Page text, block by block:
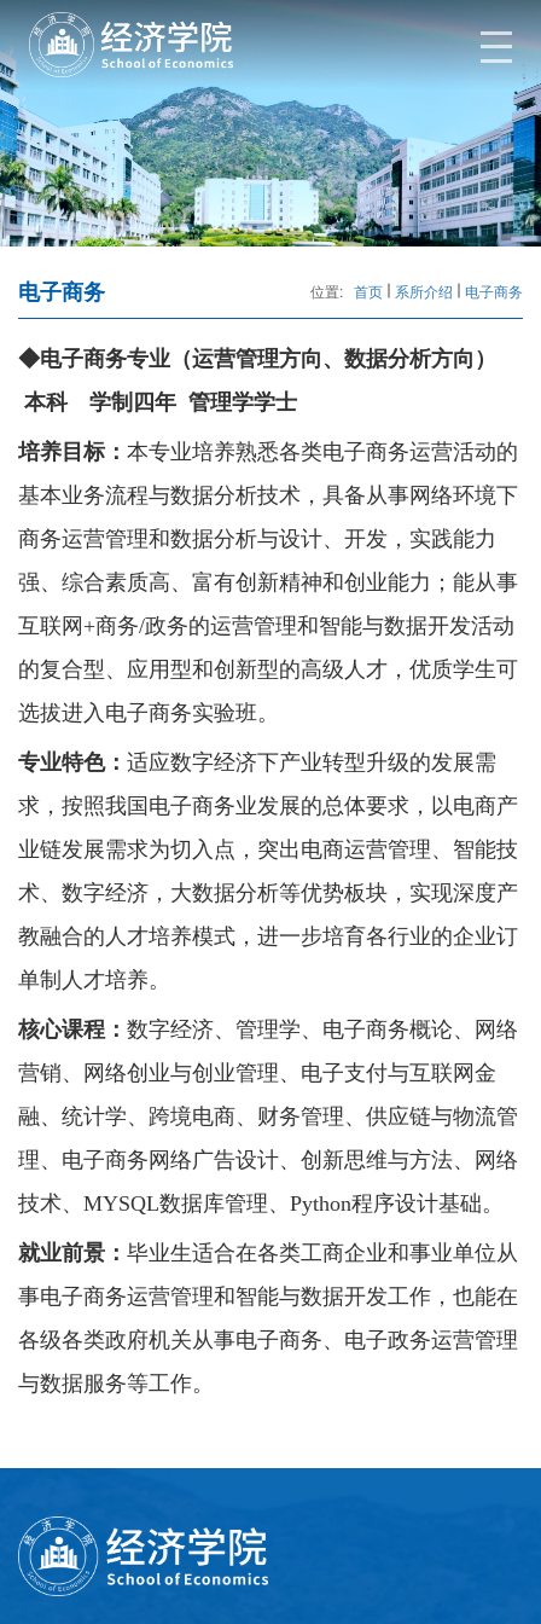
电子商务 位置: 首页 系所介绍 电子商务
◆电子商务专业（运营管理方向、数据分析方向）
本科 学制四年 管理学学士
培养目标： 本专业培养熟悉各类电子商务运营活动的
基本业务流程与数据分析技术，具备从事网络环境下
商务运营管理和数据分析与设计、开发，实践能力
强、综合素质高、富有创新精神和创业能力；能从事
互联网 +商务/政务的运营管理和智能与数据开发活动
的复合型、应用型和创新型的高级人才，优质学生可
选拔进入电子商务实验班。
专业特色： 适应数字经济下产业转型升级的发展需
求，按照我国电子商务业发展的总体要求，以电商产
业链发展需求为切入点，突出电商运营管理、智能技
术、数字经济，大数据分析等优势板块，实现深度产
教融合的人才培养模式，进一步培育各行业的企业订
单制人才培养。
核心课程： 数字经济、管理学、电子商务概论、网络
营销、网络创业与创业管理、电子支付与互联网金
融、统计学、跨境电商、财务管理、供应链与物流管
理、电子商务网络广告设计、创新思维与方法、网络
技术、 MYSQL数据库管理、Python程序设计基础。
就业前景： 毕业生适合在各类工商企业和事业单位从
事电子商务运营管理和智能与数据开发工作，也能在
各级各类政府机关从事电子商务、电子政务运营管理
与数据服务等工作。